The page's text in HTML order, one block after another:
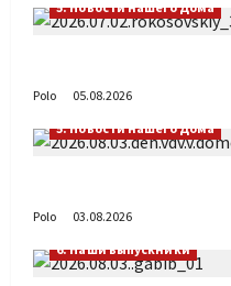
5. Новости нашего Дома
Polo
05.08.2026
5. Новости нашего Дома
Polo
03.08.2026
6. Наши выпускники